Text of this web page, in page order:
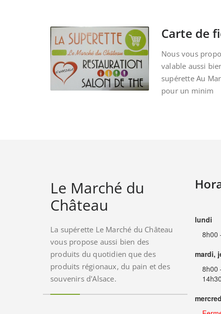
Carte de
Nous vous
valable aussi
supérette Au
pour un minim
Le Marché du
Château
La supérette Le Marché du Château
vous propose aussi bien des
produits du quotidien que des
produits régionaux, du pain et des
souvenirs d'Alsace.
lundi
8h00
mardi,
8h00